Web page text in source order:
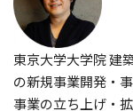
東京大学大学院 建
の新規事業開発・
事業の立ち上げ・